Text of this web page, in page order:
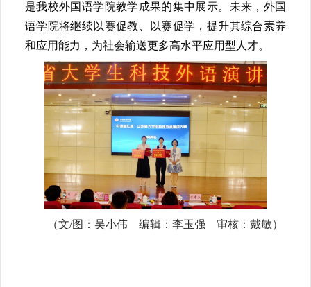
是我校外国语学院教学成果的集中展示。未来，外国
语学院将继续以赛促教、以赛促学，提升其综合素养
和应用能力，为社会输送更多高水平应用型人才。
（文/图：吴小伟 编辑：李玉强 审核：戴敏）